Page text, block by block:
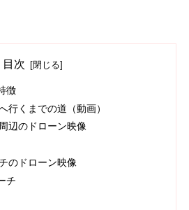
目次
徴
行くまでの道（動画）
辺のドローン映像
のドローン映像
チ